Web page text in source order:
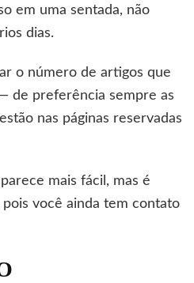
em uma sentada, não
dias.
o número de artigos que
de preferência sempre as
nas páginas reservadas
mais fácil, mas é
você ainda tem contato